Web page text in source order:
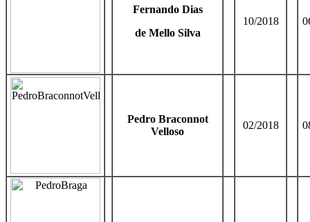
Fernando Dias
de Mello Silva
10/2018
Pedro Braconnot
Velloso
02/2018